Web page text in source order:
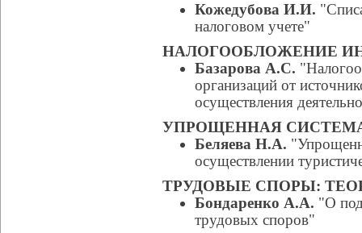
Кожедубова И.И.
налоговом учете"
НАЛОГООБЛОЖЕНИЕ
Базарова А.С.
организаций от
осуществления
УПРОЩЕННАЯ
Беляева Н.А.
осуществлении
ТРУДОВЫЕ СПОРЫ:
Бондаренко А.А. "О
трудовых споров"